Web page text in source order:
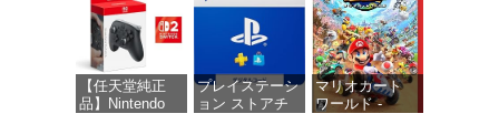
価格：¥10,737
【任天堂純正
品】Nintendo
プレイステーシ
ョン ストアチ
マリオカート
ワールド -